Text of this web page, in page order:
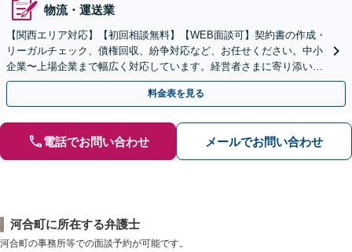
物流・運送業
【関西エリア対応】【初回相談無料】【WEB面談可】契約書の作成・
リーガルチェック、債権回収、紛争対応など、お任せください。中小
企業〜上場企業まで幅広く対応しています。経営者さまに寄り添い、
背中を後押しできるよう尽力いたします。
料金表を見る
電話でお問い合わせ メールでお問い合わせ
河合町に所在する弁護士
河合町の事務所等での面談予約が可能です。